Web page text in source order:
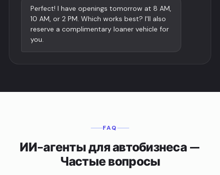
Perfect! I have openings tomorrow at 8 AM,
10 AM, or 2 PM. Which works best? I'll also
reserve a complimentary loaner vehicle for
you.
FAQ
ИИ-агенты для автобизнеса —
Частые вопросы